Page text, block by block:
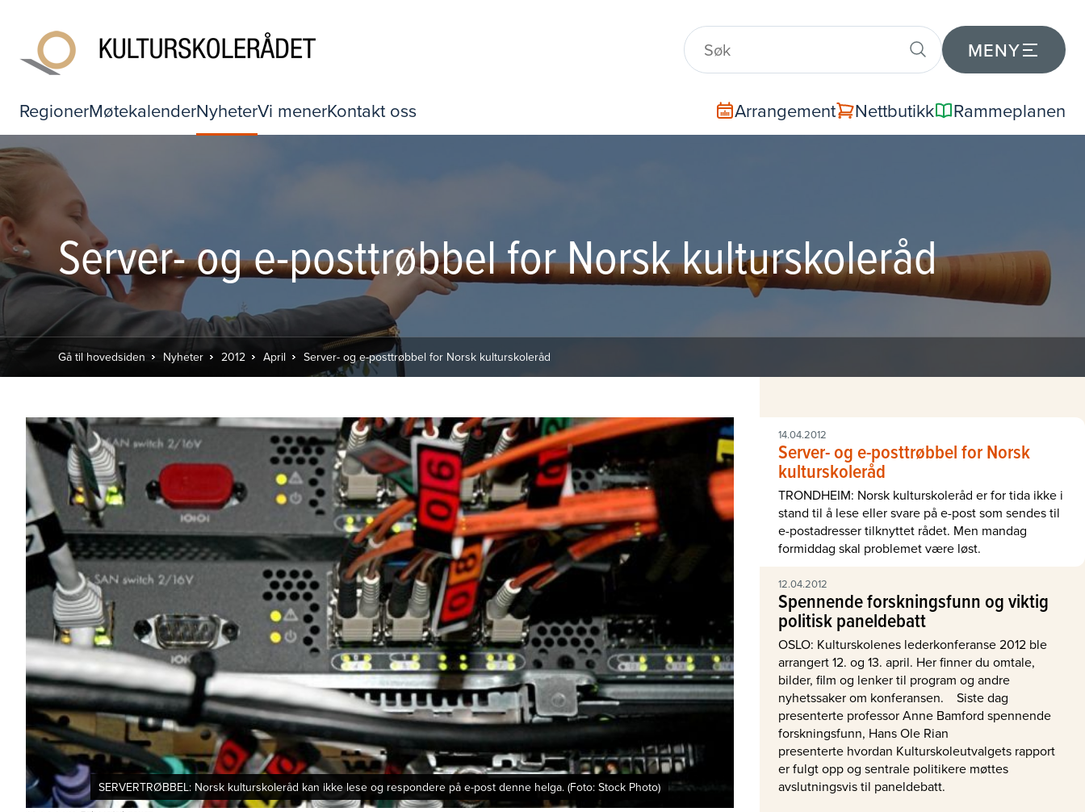
MENY
RegionerMøtekalenderNyheterVi menerKontakt oss Arrangement Nettbutikk Rammeplanen
Server- og e-posttrøbbel for Norsk kulturskoleråd
Gå til hovedsiden Nyheter 2012 April Server- og e-posttrøbbel for Norsk kulturskoleråd
SERVERTRØBBEL: Norsk kulturskoleråd kan ikke lese og respondere på e-post denne helga. (Foto: Stock Photo)
14.04.2012
Server- og e-posttrøbbel for Norsk
kulturskoleråd
TRONDHEIM: Norsk kulturskoleråd er for tida ikke i
stand til å lese eller svare på e-post som sendes til
e-postadresser tilknyttet rådet. Men mandag
formiddag skal problemet være løst.
12.04.2012
Spennende forskningsfunn og viktig
politisk paneldebatt
OSLO: Kulturskolenes lederkonferanse 2012 ble
arrangert 12. og 13. april. Her finner du omtale,
bilder, film og lenker til program og andre
nyhetssaker om konferansen. Siste dag
presenterte professor Anne Bamford spennende
forskningsfunn, Hans Ole Rian
presenterte hvordan Kulturskoleutvalgets rapport
er fulgt opp og sentrale politikere møttes
avslutningsvis til paneldebatt.